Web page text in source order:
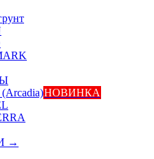
(Arcadia)НОВИНКА
→